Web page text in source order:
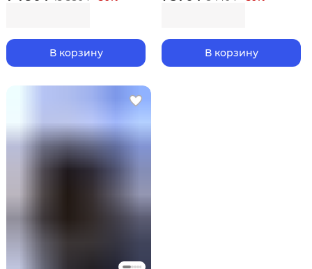
cалон
В корзину
разложен.3 ряд.EVA 3D
В корзину